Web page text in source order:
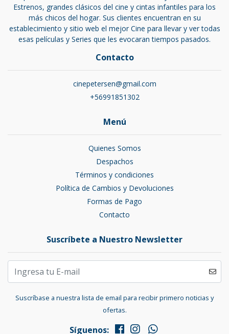
Estrenos, grandes clásicos del cine y cintas infantiles para los
más chicos del hogar. Sus clientes encuentran en su
establecimiento y sitio web el mejor Cine para llevar y ver todas
esas películas y Series que les evocaran tiempos pasados.
Contacto
cinepetersen@gmail.com
+56991851302
Menú
Quienes Somos
Despachos
Términos y condiciones
Política de Cambios y Devoluciones
Formas de Pago
Contacto
Suscríbete a Nuestro Newsletter
Suscríbase a nuestra lista de email para recibir primero noticias y
ofertas.
Síguenos: